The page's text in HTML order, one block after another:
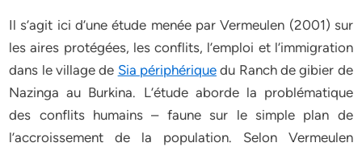
Il s’agit ici d’une étude menée par Vermeulen (2001) sur
les aires protégées, les conflits, l’emploi et l’immigration
dans le village de Sia périphérique du Ranch de gibier de
Nazinga au Burkina. L’étude aborde la problématique
des conflits humains – faune sur le simple plan de
l’accroissement de la population. Selon Vermeulen